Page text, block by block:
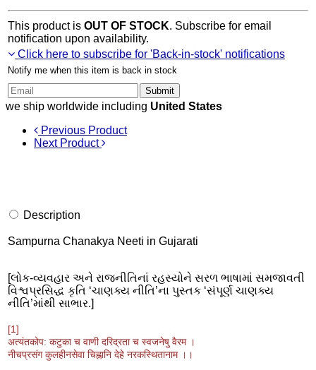
This product is OUT OF STOCK. Subscribe for email
notification upon availability.
Click here to subscribe for 'Back-in-stock' notifications
Notify me when this item is back in stock
Submit
we ship worldwide including United States
Previous Product
Next Product
Description
Sampurna Chanakya Neeti in Gujarati
[લોક-વ્યવહાર અને રાજનીતિનાં રહસ્યોને સરળ ભાષામાં સમજાવતી
વિશ્વપ્રસિદ્ધ કૃતિ ‘ચાણક્ય નીતિ’ના પુસ્તક ‘સંપૂર્ણ ચાણક્ય
નીતિ’માંથી સાભાર.]
[1]
अत्यंतकोप: कटुका च वाणी दरिद्रता च स्वजनेषु वैरम ।
नीचप्रसंग कुलहीनसेवा चिह्नानि देहे नरकस्थितानाम ।।